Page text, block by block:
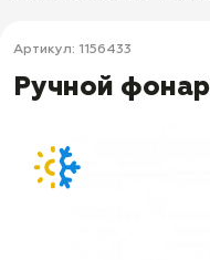
Артикул: 1156433
Ручной